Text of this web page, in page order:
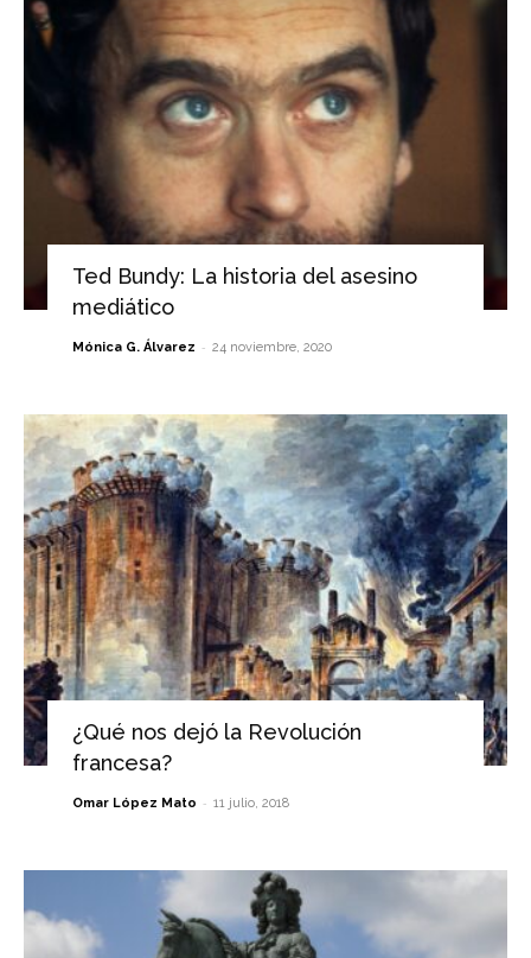
Ted Bundy: La historia del asesino
mediático
Mónica G. Álvarez - 24 noviembre, 2020
¿Qué nos dejó la Revolución
francesa?
Omar López Mato - 11 julio, 2018